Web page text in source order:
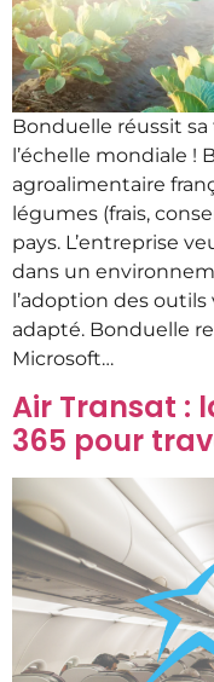
Bonduelle réussit
l’échelle mondiale !
agroalimentaire
légumes (frais,
pays. L’entreprise
dans un
l’adoption des
adapté. Bonduelle
Microsoft…
Air Transat :
365 pour